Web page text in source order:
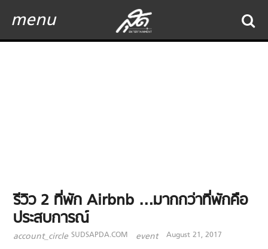
menu
รีวิว 2 ที่พัก Airbnb …มากกว่าที่พักคือ
ประสบการณ์
account_circle SUDSAPDA.COM event August 21, 2017